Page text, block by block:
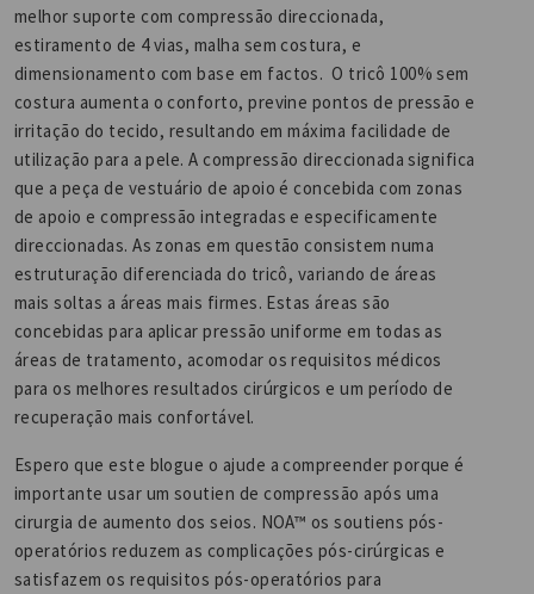
melhor suporte com compressão direccionada,
estiramento de 4 vias, malha sem costura, e
dimensionamento com base em factos. O tricô 100% sem
costura aumenta o conforto, previne pontos de pressão e
irritação do tecido, resultando em máxima facilidade de
utilização para a pele. A compressão direccionada significa
que a peça de vestuário de apoio é concebida com zonas
de apoio e compressão integradas e especificamente
direccionadas. As zonas em questão consistem numa
estruturação diferenciada do tricô, variando de áreas
mais soltas a áreas mais firmes. Estas áreas são
concebidas para aplicar pressão uniforme em todas as
áreas de tratamento, acomodar os requisitos médicos
para os melhores resultados cirúrgicos e um período de
recuperação mais confortável.
Espero que este blogue o ajude a compreender porque é
importante usar um soutien de compressão após uma
cirurgia de aumento dos seios. NOA™ os soutiens pós-
operatórios reduzem as complicações pós-cirúrgicas e
satisfazem os requisitos pós-operatórios para